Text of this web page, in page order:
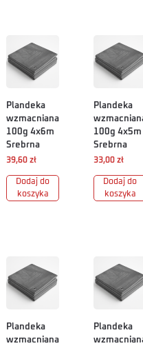
Plandeka
wzmacniana
100g 4x6m
Srebrna
39,60 zł
Dodaj do
koszyka
Plandeka
100g 4x5m
Srebrna
33,00 zł
Dodaj do
koszyka
Plandeka
wzmacniana
Plandeka